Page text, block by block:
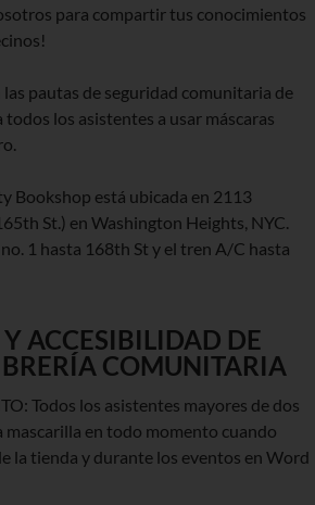
para compartir tus conocimientos
pautas de seguridad comunitaria de
los asistentes a usar máscaras
Bookshop está ubicada en 2113
St.) en Washington Heights, NYC.
1 hasta 168th St y el tren A/C hasta
ACCESIBILIDAD DE
COMUNITARIA
Todos los asistentes mayores de dos
mascarilla en todo momento cuando
la tienda y durante los eventos en Word